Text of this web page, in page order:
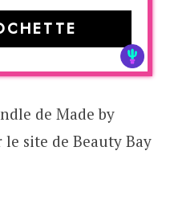
de Made by
site de Beauty Bay